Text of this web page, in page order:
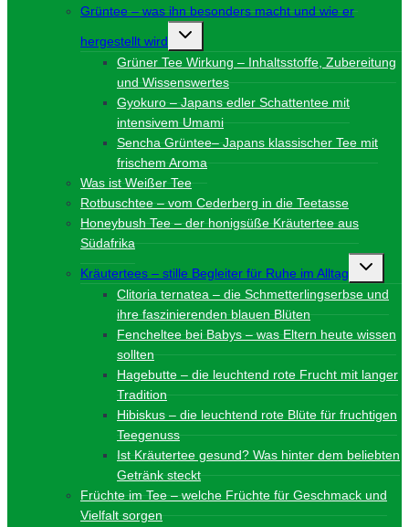
Grüntee – was ihn besonders macht und wie er
hergestellt wird
Untermenü
Grüner Tee Wirkung – Inhaltsstoffe, Zubereitung
und Wissenswertes
Gyokuro – Japans edler Schattentee mit
intensivem Umami
Sencha Grüntee– Japans klassischer Tee mit
frischem Aroma
Was ist Weißer Tee
Rotbuschtee – vom Cederberg in die Teetasse
Honeybush Tee – der honigsüße Kräutertee aus
Südafrika
Kräutertees – stille Begleiter für Ruhe im Alltag
Clitoria ternatea – die Schmetterlingserbse und
ihre faszinierenden blauen Blüten
Fencheltee bei Babys – was Eltern heute wissen
sollten
Hagebutte – die leuchtend rote Frucht mit langer
Tradition
Hibiskus – die leuchtend rote Blüte für fruchtigen
Teegenuss
Ist Kräutertee gesund? Was hinter dem beliebten
Getränk steckt
Früchte im Tee – welche Früchte für Geschmack und
Vielfalt sorgen